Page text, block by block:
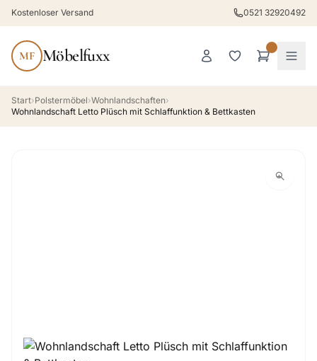
Kostenloser Versand 0521 32920492
MF Möbelfuxx
Start›Polstermöbel›Wohnlandschaften›
Wohnlandschaft Letto Plüsch mit Schlaffunktion & Bettkasten